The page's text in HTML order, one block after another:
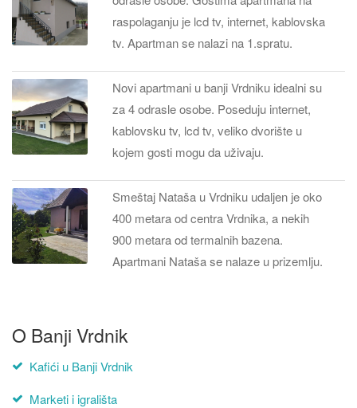
raspolaganju je lcd tv, internet, kablovska
tv. Apartman se nalazi na 1.spratu.
Novi apartmani u banji Vrdniku idealni su
za 4 odrasle osobe. Poseduju internet,
kablovsku tv, lcd tv, veliko dvorište u
kojem gosti mogu da uživaju.
Smeštaj Nataša u Vrdniku udaljen je oko
400 metara od centra Vrdnika, a nekih
900 metara od termalnih bazena.
Apartmani Nataša se nalaze u prizemlju.
O Banji Vrdnik
Kafići u Banji Vrdnik
Marketi i igrališta